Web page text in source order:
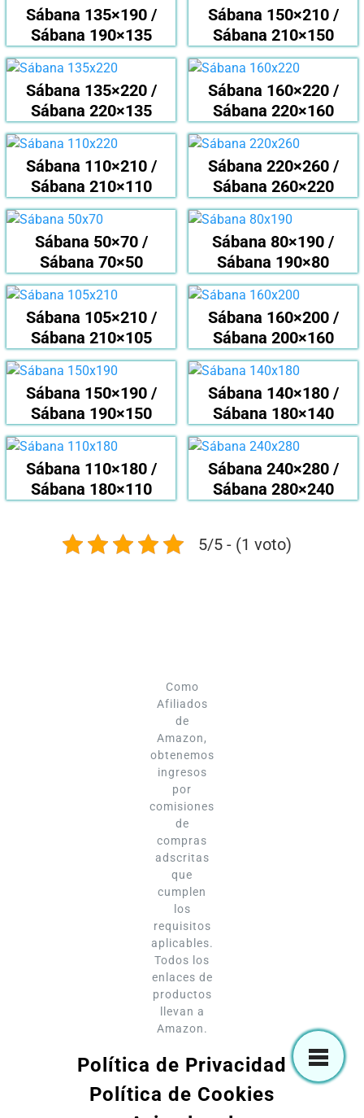
Sábana 135×190 /
Sábana 190×135
Sábana 150×210 /
Sábana 210×150
Sábana 135×220 /
Sábana 220×135
Sábana 160×220 /
Sábana 220×160
Sábana 110×210 /
Sábana 210×110
Sábana 220×260 /
Sábana 260×220
Sábana 50×70 /
Sábana 70×50
Sábana 80×190 /
Sábana 190×80
Sábana 105×210 /
Sábana 210×105
Sábana 160×200 /
Sábana 200×160
Sábana 150×190 /
Sábana 190×150
Sábana 140×180 /
Sábana 180×140
Sábana 110×180 /
Sábana 180×110
Sábana 240×280 /
Sábana 280×240
5/5 - (1 voto)
Como
Afiliados
de
Amazon,
obtenemos
ingresos
por
comisiones
de
compras
adscritas
que
cumplen
los
requisitos
aplicables.
Todos los
enlaces de
productos
llevan a
Amazon.
Política de Privacidad
Política de Cookies